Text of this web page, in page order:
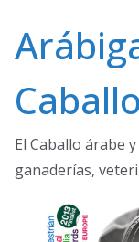
contenido
El Caballo árabe
ganaderías,